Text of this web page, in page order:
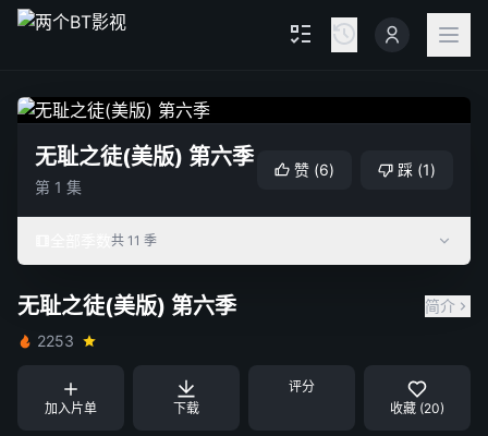
无耻之徒(美版) 第六季
第 1 集
赞 (6) 踩 (1)
共 11 季
无耻之徒(美版) 第六季
简介
2253
加入片单 下载
评分
收藏 (20)